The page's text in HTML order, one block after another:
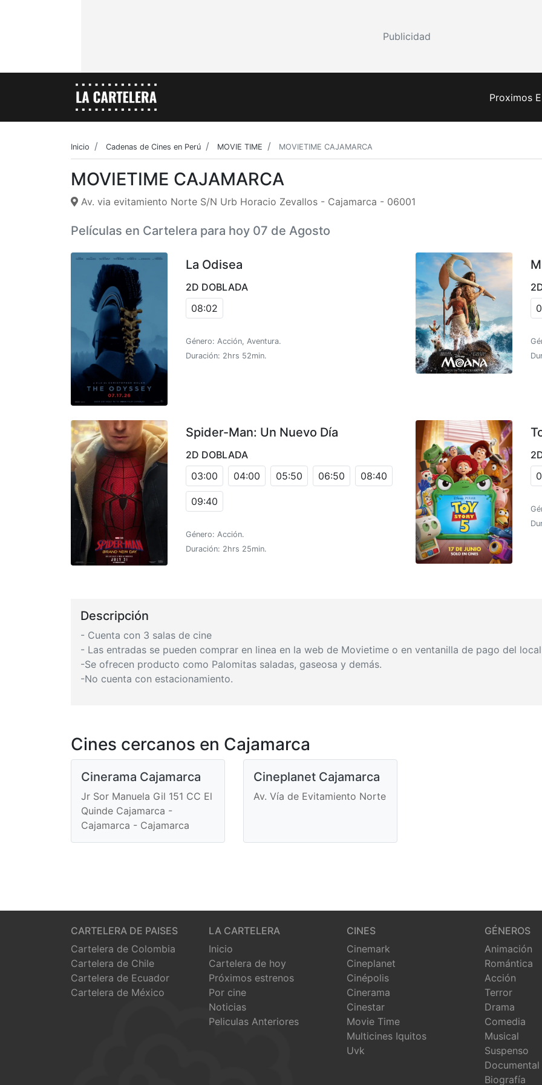
Publicidad
Proximos
Inicio Cadenas de Cines en Perú MOVIE TIME MOVIETIME CAJAMARCA
MOVIETIME CAJAMARCA
Av. via evitamiento Norte S/N Urb Horacio Zevallos - Cajamarca - 06001
Películas en Cartelera para hoy 07 de Agosto
La Odisea
2D DOBLADA
08:02
Género: Acción, Aventura.
Duración: 2hrs 52min.
Spider-Man: Un Nuevo Día
2D DOBLADA
03:00
04:00 05:50 06:50 08:40
09:40
Género: Acción.
Duración: 2hrs 25min.
Descripción
- Cuenta con 3 salas de cine
- Las entradas se pueden comprar en linea en la web de Movietime o en ventanilla de pago del
-Se ofrecen producto como Palomitas saladas, gaseosa y demás.
-No cuenta con estacionamiento.
Cines cercanos en Cajamarca
Cinerama Cajamarca
Jr Sor Manuela Gil 151 CC El
Quinde Cajamarca -
Cajamarca - Cajamarca
Cineplanet Cajamarca
Av. Vía de Evitamiento Norte
CARTELERA DE PAISES
Cartelera de Colombia
Cartelera de Chile
Cartelera de Ecuador
Cartelera de México
LA CARTELERA
Inicio
Cartelera de hoy
Próximos estrenos
Por cine
Noticias
Peliculas Anteriores
CINES
Cinemark
Cineplanet
Cinépolis
Cinerama
Cinestar
Movie Time
Multicines Iquitos
Uvk
GÉNEROS
Animación
Romántica
Acción
Terror
Drama
Comedia
Musical
Suspenso
Documental
Biografía